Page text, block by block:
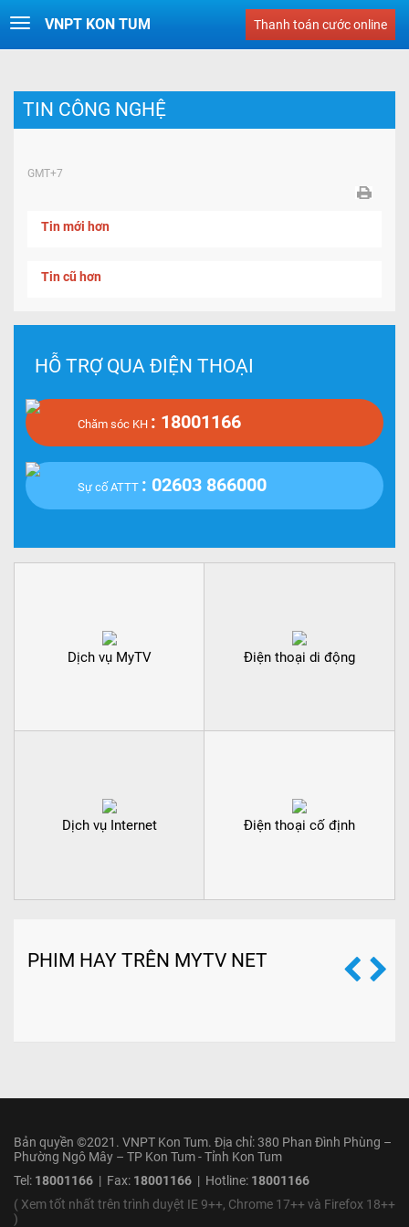
Thanh toán cước online
Toggle
navigation
VNPT KON TUM
TIN CÔNG NGHỆ
GMT+7
Tin mới hơn
Tin cũ hơn
HỖ TRỢ QUA ĐIỆN THOẠI
Chăm sóc KH : 18001166
Sự cố ATTT : 02603 866000
Dịch vụ MyTV Điện thoại di động
Dịch vụ Internet Điện thoại cố định
PHIM HAY TRÊN MYTV NET
Bản quyền ©2021. VNPT Kon Tum. Địa chỉ: 380 Phan Đình Phùng –
Phường Ngô Mây – TP Kon Tum - Tỉnh Kon Tum
Tel: 18001166 | Fax: 18001166 | Hotline: 18001166
( Xem tốt nhất trên trình duyệt IE 9++, Chrome 17++ và Firefox 18++
)